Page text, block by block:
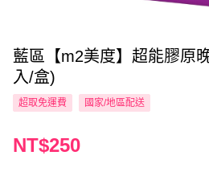
藍區【m2美度】超能膠原
入/盒)
超取免運費 國家/地區配送
NT$250